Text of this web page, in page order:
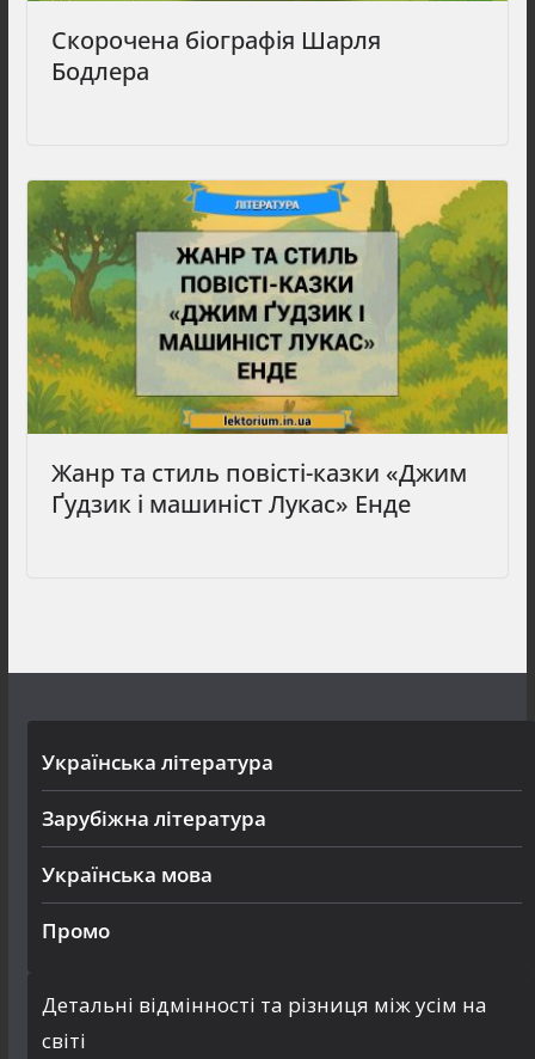
Скорочена біографія Шарля
Бодлера
Жанр та стиль повісті-казки «Джим
Ґудзик і машиніст Лукас» Енде
Українська література
Зарубіжна література
Українська мова
Промо
Детальні відмінності та різниця між усім на
світі